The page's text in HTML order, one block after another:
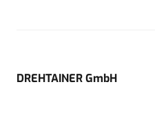
DREHTAINER GmbH